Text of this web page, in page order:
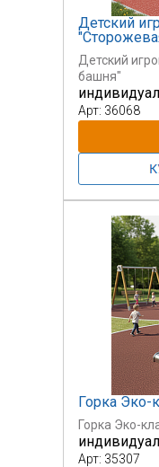
Детский
Детский
башня"
Арт: 36068
Горка Эко-
Горка Эко-
Арт: 35307